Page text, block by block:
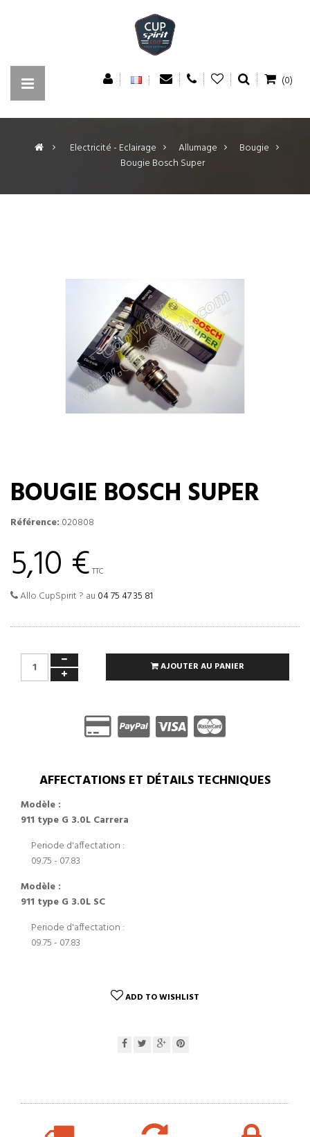
(0)
> Electricité - Eclairage > Allumage >
Bougie
Bougie Bosch Super
BOUGIE BOSCH SUPER
Référence: 020808
5,10 € TTC
Allo CupSpirit ? au 04 75 47 35 81
AJOUTER AU PANIER
AFFECTATIONS ET DÉTAILS TECHNIQUES
Modèle :
911 type G 3.0L Carrera
Periode d'affectation :
09.75 - 07.83
Modèle :
911 type G 3.0L SC
Periode d'affectation :
09.75 - 07.83
ADD TO WISHLIST